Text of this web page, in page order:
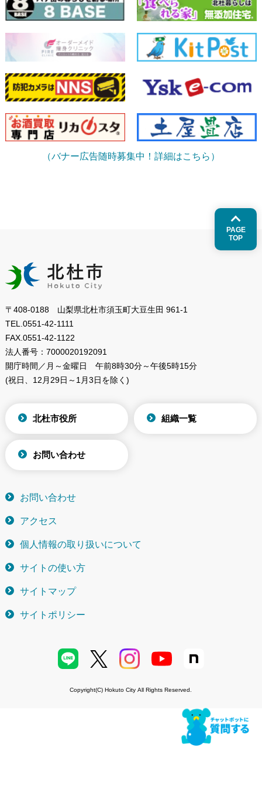
（バナー広告随時募集中！詳細はこちら）
PAGE
TOP
〒408-0188 山梨県北杜市須玉町大豆生田 961-1
TEL. 0551-42-1111
FAX. 0551-42-1122
法人番号： 7000020192091
開庁時間／月～金曜日
午前8時30分～午後5時15分
(祝日、12月29日～1月3日を除く)
北杜市役所 組織一覧
お問い合わせ
お問い合わせ
アクセス
個人情報の取り扱いについて
サイトの使い方
サイトマップ
サイトポリシー
Copyright(C) Hokuto City All Rights Reserved.